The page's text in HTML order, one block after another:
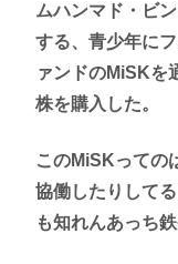
ムハンマド・ビ
する、青少年に
ァンドのMiSKを
株を購入した。
このMiSKっての
協働したりして
も知れんあっち